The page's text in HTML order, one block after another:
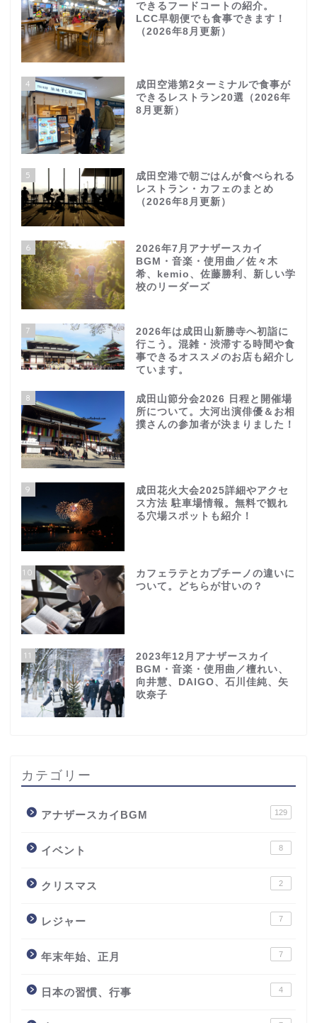
できるフードコートの紹介。
LCC早朝便でも食事できます！
（2026年8月更新）
4
成田空港第2ターミナルで食事が
できるレストラン20選（2026年
8月更新）
5
成田空港で朝ごはんが食べられる
レストラン・カフェのまとめ
（2026年8月更新）
6
2026年7月アナザースカイ
BGM・音楽・使用曲／佐々木
希、kemio、佐藤勝利、新しい学
校のリーダーズ
7
2026年は成田山新勝寺へ初詣に
行こう。混雑・渋滞する時間や食
事できるオススメのお店も紹介し
ています。
8
成田山節分会2026 日程と開催場
所について。大河出演俳優＆お相
撲さんの参加者が決まりました！
9
成田花火大会2025詳細やアクセ
ス方法 駐車場情報。無料で観れ
る穴場スポットも紹介！
10
カフェラテとカプチーノの違いに
ついて。どちらが甘いの？
11
2023年12月アナザースカイ
BGM・音楽・使用曲／檀れい、
向井慧、DAIGO、石川佳純、矢
吹奈子
カテゴリー
アナザースカイBGM 129
イベント 8
クリスマス 2
レジャー 7
年末年始、正月 7
日本の習慣、行事 4